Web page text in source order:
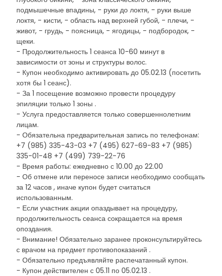
подмышечные впадины, - руки до локтя, - руки выше
локтя, - кисти, - область над верхней губой, - плечи, -
живот, - грудь, - поясница, - ягодицы, - подбородок, -
щеки.
- Продолжительность 1 сеанса 10-60 минут в
зависимости от зоны и структуры волос.
- Купон необходимо активировать до 05.02.13 (посетить
хотя бы 1 сеанс).
- За 1 посещение возможно провести процедуру
эпиляции только 1 зоны .
- Услуга предоставляется только совершеннолетним
лицам.
- Обязательна предварительная запись по телефонам:
+7 (985) 335-43-03 +7 (495) 627-69-83 +7 (985)
335-01-48 +7 (499) 739-22-76
- Время работы: ежедневно с 10.00 до 22.00
- Об отмене или переносе записи необходимо сообщать
за 12 часов , иначе купон будет считаться
использованным.
- Если участник акции опаздывает на процедуру,
продолжительность сеанса сокращается на время
опоздания.
- Внимание! Обязательно заранее проконсультируйтесь
с врачом на предмет противопоказаний .
- Обязательно предъявляйте распечатанный купон.
- Купон действителен с 05.11 по 05.02.13 .